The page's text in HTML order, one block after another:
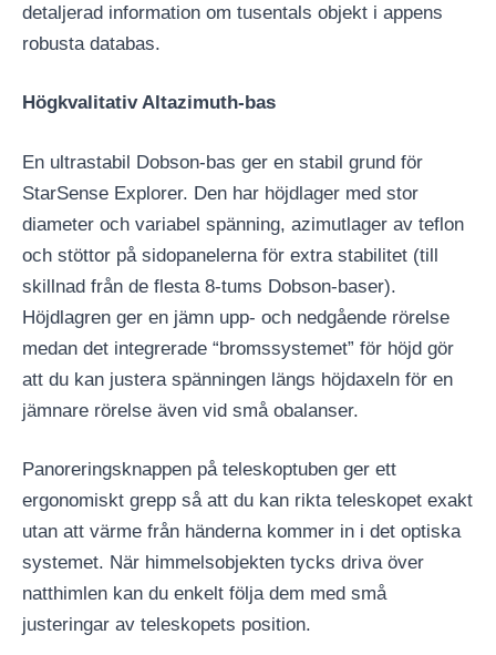
detaljerad information om tusentals objekt i appens
robusta databas.
Högkvalitativ Altazimuth-bas
En ultrastabil Dobson-bas ger en stabil grund för
StarSense Explorer. Den har höjdlager med stor
diameter och variabel spänning, azimutlager av teflon
och stöttor på sidopanelerna för extra stabilitet (till
skillnad från de flesta 8-tums Dobson-baser).
Höjdlagren ger en jämn upp- och nedgående rörelse
medan det integrerade “bromssystemet” för höjd gör
att du kan justera spänningen längs höjdaxeln för en
jämnare rörelse även vid små obalanser.
Panoreringsknappen på teleskoptuben ger ett
ergonomiskt grepp så att du kan rikta teleskopet exakt
utan att värme från händerna kommer in i det optiska
systemet. När himmelsobjekten tycks driva över
natthimlen kan du enkelt följa dem med små
justeringar av teleskopets position.